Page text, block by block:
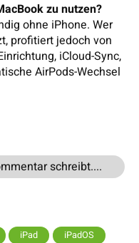
zu nutzen?
ohne iPhone. Wer
profitiert jedoch von
iCloud-Sync,
AirPods-Wechsel
schreibt....
iPad
iPadOS